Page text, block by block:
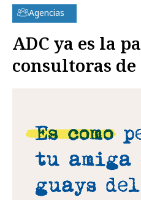
Agencias
ADC ya es la
consultoras